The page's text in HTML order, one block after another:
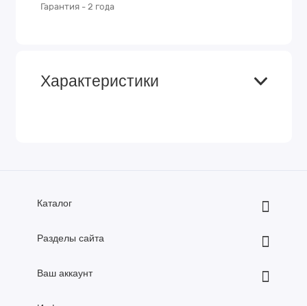
Гарантия - 2 года
Характеристики
Каталог
Разделы сайта
Ваш аккаунт